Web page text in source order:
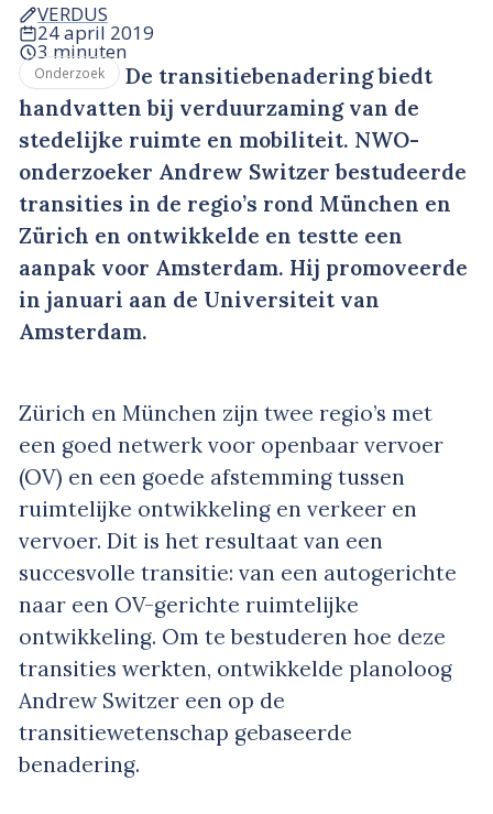
VERDUS
24 april 2019
3 minuten
Onderzoek
De transitiebenadering biedt
handvatten bij verduurzaming van de
stedelijke ruimte en mobiliteit. NWO-
onderzoeker Andrew Switzer bestudeerde
transities in de regio’s rond München en
Zürich en ontwikkelde en testte een
aanpak voor Amsterdam. Hij promoveerde
in januari aan de Universiteit van
Amsterdam.
Zürich en München zijn twee regio’s met
een goed netwerk voor openbaar vervoer
(OV) en een goede afstemming tussen
ruimtelijke ontwikkeling en verkeer en
vervoer. Dit is het resultaat van een
succesvolle transitie: van een autogerichte
naar een OV-gerichte ruimtelijke
ontwikkeling. Om te bestuderen hoe deze
transities werkten, ontwikkelde planoloog
Andrew Switzer een op de
transitiewetenschap gebaseerde
benadering.